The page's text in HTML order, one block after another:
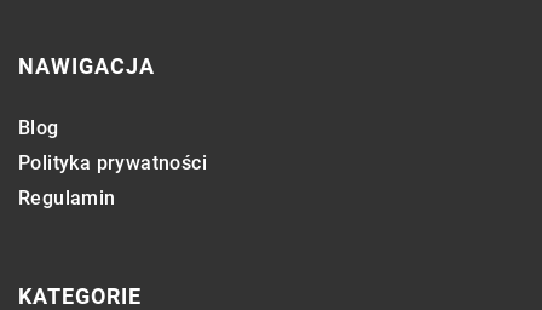
NAWIGACJA
Blog
Polityka prywatności
Regulamin
KATEGORIE